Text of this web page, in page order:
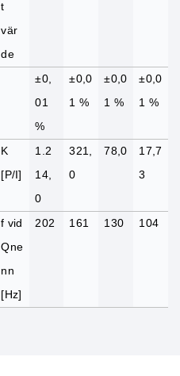
t
vär
de
±0,
01
%
±0,0
1 %
±0,0
1 %
±0,0
1 %
K
[P/I]
1.2
14,
0
321,
0
78,0
17,7
3
f vid
Qne
nn
[Hz]
202 161 130 104